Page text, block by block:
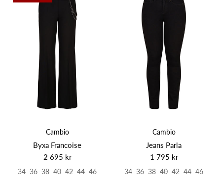
Cambio
Byxa Francoise
2 695 kr
34 36 38 40 42 44 46
Cambio
Jeans Parla
1 795 kr
34 36 38 40 42 44 46